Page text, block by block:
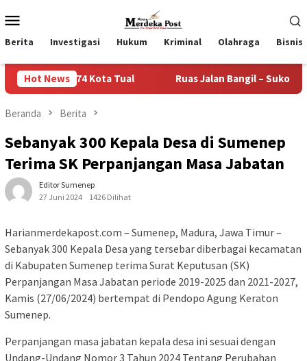
ke
kontenMobile
Berita Investigasi Hukum Kriminal Olahraga Bisnis
Hot News
74 Kota Tual Ruas Jalan Bangil – Sukorejo Terang
Beranda Berita
Sebanyak 300 Kepala Desa di Sumenep
Terima SK Perpanjangan Masa Jabatan
Editor Sumenep
27 Juni 2024
1426 Dilihat
Harianmerdekapost.com – Sumenep, Madura, Jawa Timur –
Sebanyak 300 Kepala Desa yang tersebar diberbagai kecamatan
di Kabupaten Sumenep terima Surat Keputusan (SK)
Perpanjangan Masa Jabatan periode 2019-2025 dan 2021-2027,
Kamis (27/06/2024) bertempat di Pendopo Agung Keraton
Sumenep.
Perpanjangan masa jabatan kepala desa ini sesuai dengan
Undang-Undang Nomor 3 Tahun 2024 Tentang Perubahan